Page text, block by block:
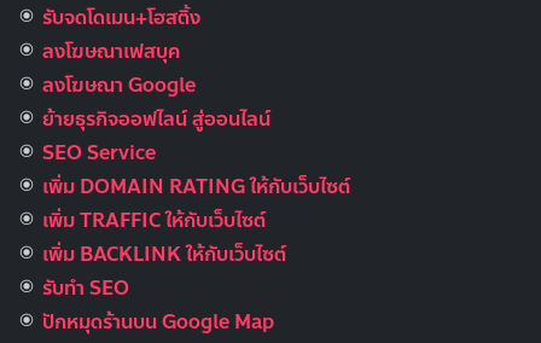
รับจดโดเมน+โฮสติ้ง
ลงโฆษณาเฟสบุค
ลงโฆษณา Google
ย้ายธุรกิจออฟไลน์ สู่ออนไลน์
SEO Service
เพิ่ม DOMAIN RATING ให้กับเว็บไซต์
เพิ่ม TRAFFIC ให้กับเว็บไซต์
เพิ่ม BACKLINK ให้กับเว็บไซต์
รับทำ SEO
ปักหมุดร้านบน Google Map